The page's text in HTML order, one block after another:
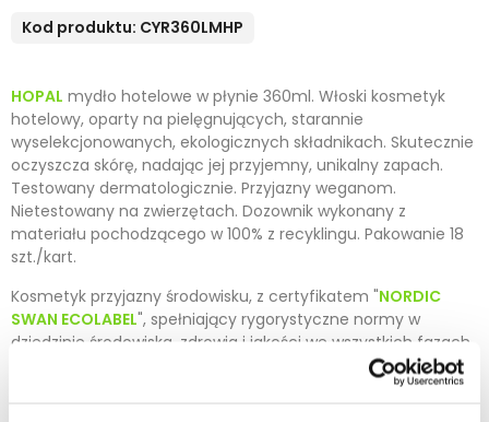
Kod produktu: CYR360LMHP
HOPAL mydło hotelowe w płynie 360ml. Włoski kosmetyk
hotelowy, oparty na pielęgnujących, starannie
wyselekcjonowanych, ekologicznych składnikach. Skutecznie
oczyszcza skórę, nadając jej przyjemny, unikalny zapach.
Testowany dermatologicznie. Przyjazny weganom.
Nietestowany na zwierzętach. Dozownik wykonany z
materiału pochodzącego w 100% z recyklingu. Pakowanie 18
szt./kart.
Kosmetyk przyjazny środowisku, z certyfikatem "NORDIC
SWAN ECOLABEL", spełniający rygorystyczne normy w
dziedzinie środowiska, zdrowia i jakości we wszystkich fazach
cyklu życia danego produktu. Certyfikat potwierdza, iż ani
produkcja, ani sam produkt, ani proces jego utylizacji nie